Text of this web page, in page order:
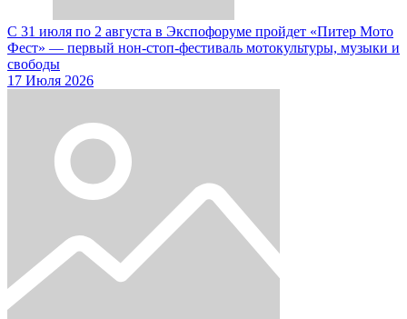
С 31 июля по 2 августа в Экспофоруме пройдет «Питер Мото
Фест» — первый нон-стоп-фестиваль мотокультуры, музыки и
свободы
17 Июля 2026